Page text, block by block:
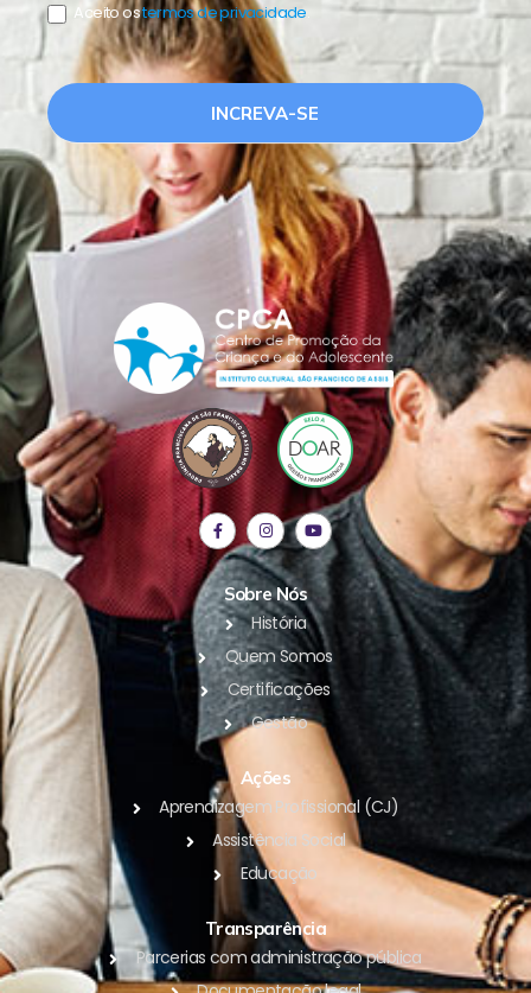
Aceito ostermos de privacidade.
INCREVA-SE
Sobre Nós
História
Quem Somos
Certificações
Gestão
Ações
Aprendizagem Profissional (CJ)
Assistência Social
Educação
Transparência
Parcerias com administração pública